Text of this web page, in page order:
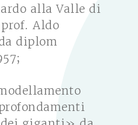
alla Valle di
Aldo
diplom